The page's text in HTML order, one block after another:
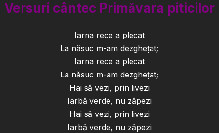
Versuri cântec Primăvara piticilor
Iarna rece a plecat
La năsuc m-am dezghețat;
Iarna rece a plecat
La năsuc m-am dezghețat;
Hai să vezi, prin livezi
Iarbă verde, nu zăpezi
Hai să vezi, prin livezi
Iarbă verde, nu zăpezi